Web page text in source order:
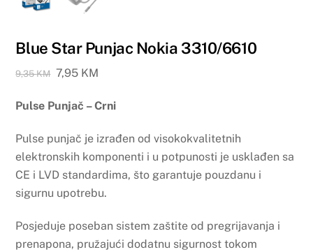
Blue Star Punjac Nokia 3310/6610
9,35KM Original
was:
7,95 KM
is:
Pulse Punjač – Crni
Pulse punjač je izrađen od visokokvalitetnih
elektronskih komponenti i u potpunosti je usklađen sa
CE i LVD standardima, što garantuje pouzdanu i
sigurnu upotrebu.
Posjeduje poseban sistem zaštite od pregrijavanja i
prenapona, pružajući dodatnu sigurnost tokom